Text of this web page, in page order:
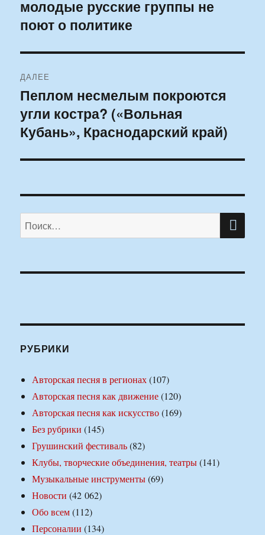
молодые русские группы не
поют о политике
ДАЛЕЕ
Следующая
запись:
Пеплом несмелым покроются
угли костра? («Вольная
Кубань», Краснодарский край)
Искать:
РУБРИКИ
Авторская песня в регионах(107)
Авторская песня как движение(120)
Авторская песня как искусство(169)
Без рубрики (145)
Грушинский фестиваль(82)
Клубы, творческие объединения, театры(141)
Музыкальные инструменты(69)
Новости (42 062)
Обо всем(112)
Персоналии (134)